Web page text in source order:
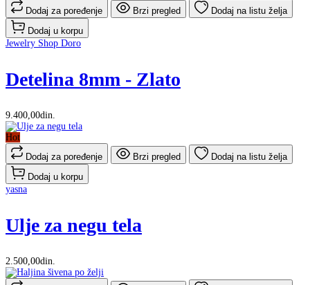
Dodaj za poređenje
Brzi pregled
Dodaj na listu želja
Dodaj u korpu
Jewelry Shop Doro
Detelina 8mm - Zlato
9.400,00din.
Hot
Dodaj za poređenje
Brzi pregled
Dodaj na listu želja
Dodaj u korpu
yasna
Ulje za negu tela
2.500,00din.